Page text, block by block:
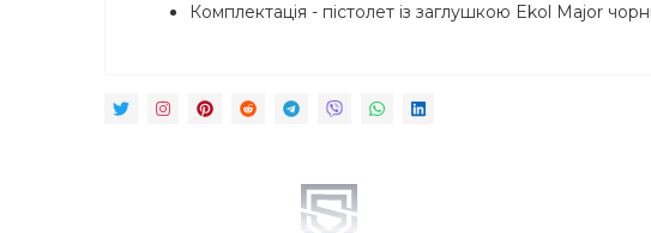
Комплектація - пістолет із заглушкою Ekol Major